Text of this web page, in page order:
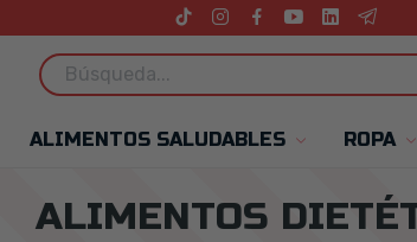
ALIMENTOS SALUDABLES ROPA
ALIMENTOS